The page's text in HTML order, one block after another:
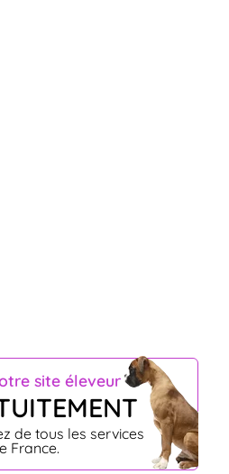
site éleveur
de tous les services
France.